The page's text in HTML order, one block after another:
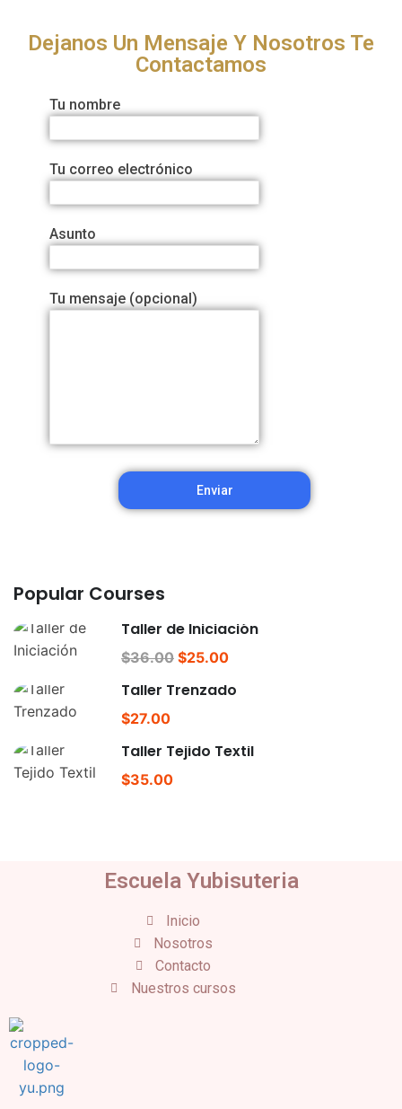
Dejanos Un Mensaje Y Nosotros Te
Contactamos
Tu nombre
Tu correo electrónico
Asunto
Tu mensaje (opcional)
Popular Courses
Taller de Iniciación
$36.00 $25.00
Taller Trenzado
$27.00
Taller Tejido Textil
$35.00
Escuela Yubisuteria
Inicio
Nosotros
Contacto
Nuestros cursos